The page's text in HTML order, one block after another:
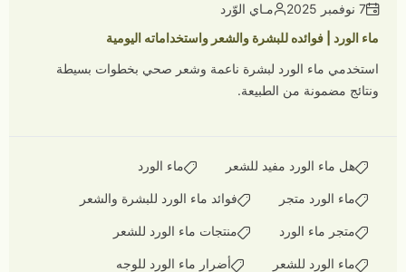
7 نوفمبر 2025
مـاي الوّرد
ماء الورد | فوائده للبشرة والشعر واستخداماته اليومية
استخدمي ماء الورد لبشرة ناعمة وشعر صحي بخطوات بسيطة
ونتائج مضمونة من الطبيعة.
هل ماء الورد مفيد للشعر ماء الورد
ماء الورد متجر فوائد ماء الورد للبشرة والشعر
متجر ماء الورد منتجات ماء الورد للشعر
ماء الورد للشعر أضرار ماء الورد للوجه